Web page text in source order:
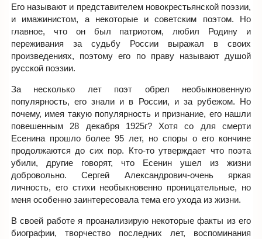
Его называют и представителем новокрестьянской поэзии,
и имажинистом, а некоторые и советским поэтом. Но
главное, что он был патриотом, любил Родину и
переживания за судьбу России выражал в своих
произведениях, поэтому его по праву называют душой
русской поэзии.
За несколько лет поэт обрел необыкновенную
популярность, его знали и в России, и за рубежом. Но
почему, имея такую популярность и признание, его нашли
повешенным 28 декабря 1925г? Хотя со для смерти
Есенина прошло более 95 лет, но споры о его кончине
продолжаются до сих пор. Кто-то утверждает что поэта
убили, другие говорят, что Есенин ушел из жизни
добровольно. Сергей Александрович-очень яркая
личность, его стихи необыкновенно проницательные, но
меня особенно заинтересовала тема его ухода из жизни.
В своей работе я проанализирую некоторые факты из его
биографии, творчество последних лет, воспоминания